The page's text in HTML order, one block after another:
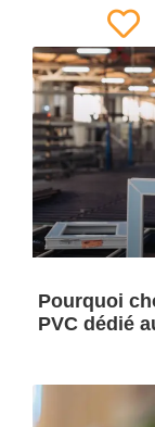
Pourquoi
PVC dédié